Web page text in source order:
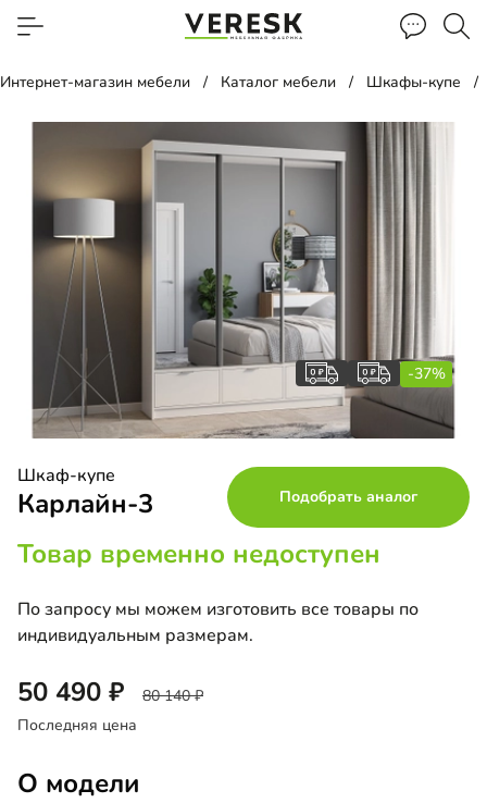
Интернет-магазин мебели Каталог мебели Шкафы-купе
-37%
Подобрать аналог
Шкаф-купе
Карлайн-3
Товар временно недоступен
По запросу мы можем изготовить все товары по
индивидуальным размерам.
50 490
80 140
Последняя цена
О модели